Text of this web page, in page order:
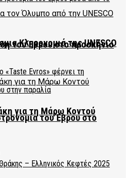
του Έβρου στο προσκήνιο
του Έβρου στο
Κληρονομιά της UNESCO
για τη Μάρω Κοντού